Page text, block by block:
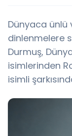
Dünyaca
dinlenmelere
Durmuş,
isimlerinden
isimli